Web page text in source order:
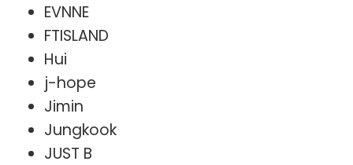
EVNNE
FTISLAND
Hui
j-hope
Jimin
Jungkook
JUST B